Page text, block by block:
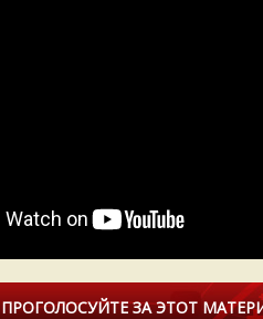
ПРОГОЛОСУЙТЕ ЗА ЭТОТ